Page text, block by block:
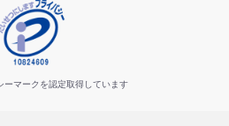
ーマークを認定取得しています